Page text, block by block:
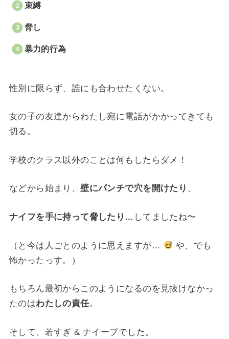
束縛
脅し
暴力的行為
性別に限らず、誰にも合わせたくない。
女の子の友達からわたし宛に電話がかかってきても
切る。
学校のクラス以外のことは何もしたらダメ！
などから始まり、壁にパンチで穴を開けたり 、
ナイフを手に持って脅したり… してましたね〜
（と今は人ごとのように思えますが…
や、でも
怖かったっす。）
もちろん最初からこのようになるのを見抜けなかっ
たのはわたしの責任。
そして、若すぎ & ナイーブでした。